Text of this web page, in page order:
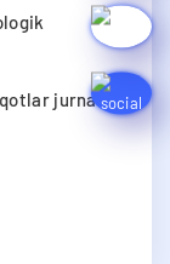
jurnali